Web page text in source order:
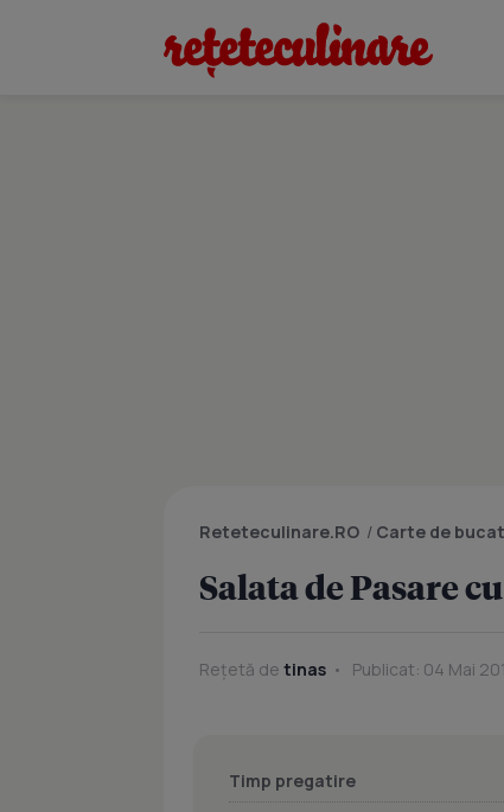
Reteteculinare.RO / Carte de
Salata de Pasare
Rețetă de tinas Publicat: 04 Mai
Timp pregatire